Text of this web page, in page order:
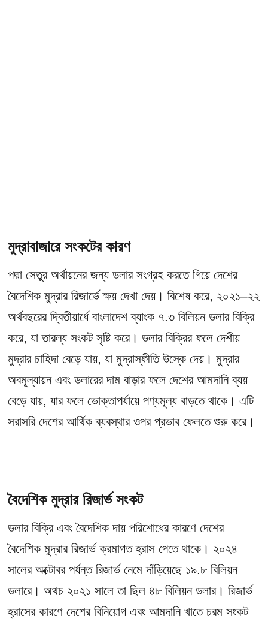
মুদ্রাবাজারে সংকটের কারণ
পদ্মা সেতুর অর্থায়নের জন্য ডলার সংগ্রহ করতে গিয়ে দেশের
বৈদেশিক মুদ্রার রিজার্ভে ক্ষয় দেখা দেয়। বিশেষ করে, ২০২১–২২
অর্থবছরের দ্বিতীয়ার্ধে বাংলাদেশ ব্যাংক ৭.৩ বিলিয়ন ডলার বিক্রি
করে, যা তারল্য সংকট সৃষ্টি করে। ডলার বিক্রির ফলে দেশীয়
মুদ্রার চাহিদা বেড়ে যায়, যা মুদ্রাস্ফীতি উস্কে দেয়। মুদ্রার
অবমূল্যায়ন এবং ডলারের দাম বাড়ার ফলে দেশের আমদানি ব্যয়
বেড়ে যায়, যার ফলে ভোক্তাপর্যায়ে পণ্যমূল্য বাড়তে থাকে। এটি
সরাসরি দেশের আর্থিক ব্যবস্থার ওপর প্রভাব ফেলতে শুরু করে।
বৈদেশিক মুদ্রার রিজার্ভ সংকট
ডলার বিক্রি এবং বৈদেশিক দায় পরিশোধের কারণে দেশের
বৈদেশিক মুদ্রার রিজার্ভ ক্রমাগত হ্রাস পেতে থাকে। ২০২৪
সালের অক্টোবর পর্যন্ত রিজার্ভ নেমে দাঁড়িয়েছে ১৯.৮ বিলিয়ন
ডলারে। অথচ ২০২১ সালে তা ছিল ৪৮ বিলিয়ন ডলার। রিজার্ভ
হ্রাসের কারণে দেশের বিনিয়োগ এবং আমদানি খাতে চরম সংকট